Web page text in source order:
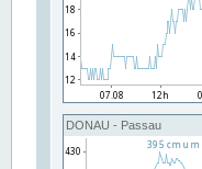
DONAU - Passau